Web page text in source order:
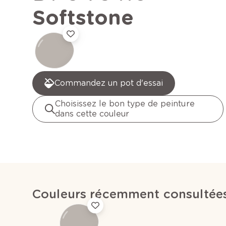
Softstone
Commandez un pot d'essai
Choisissez le bon type de peinture
dans cette couleur
Couleurs récemment